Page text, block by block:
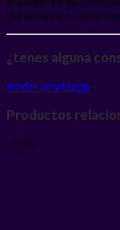
del sistema >
¿tenes alguna
enviar whatsapp
Productos
-11%